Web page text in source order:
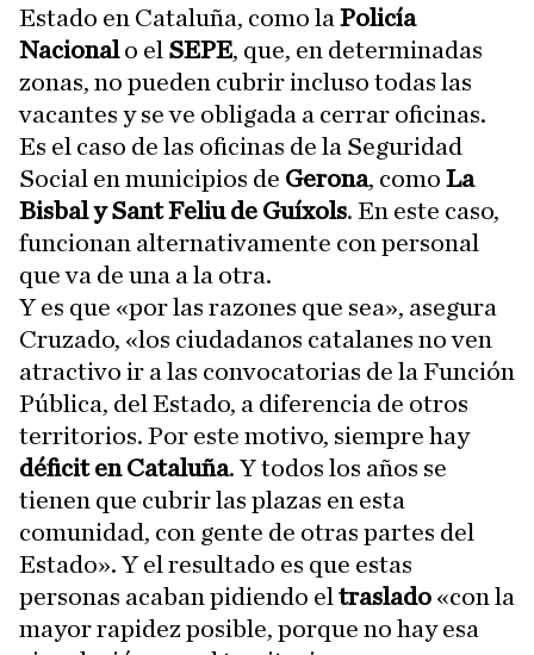
Estado en Cataluña, como la Policía
Nacionalo el SEPE, que, en determinadas
zonas, no pueden cubrir incluso todas las
vacantes y se ve obligada a cerrar oficinas.
Es el caso de las oficinas de la Seguridad
Social en municipios de Gerona, como La
Bisbal y Sant Feliu de Guíxols. En este caso,
funcionan alternativamente con personal
que va de una a la otra.
Y es que «por las razones que sea», asegura
Cruzado, «los ciudadanos catalanes no ven
atractivo ir a las convocatorias de la Función
Pública, del Estado, a diferencia de otros
territorios. Por este motivo, siempre hay
déficit en Cataluña. Y todos los años se
tienen que cubrir las plazas en esta
comunidad, con gente de otras partes del
Estado». Y el resultado es que estas
personas acaban pidiendo el traslado «con la
mayor rapidez posible, porque no hay esa